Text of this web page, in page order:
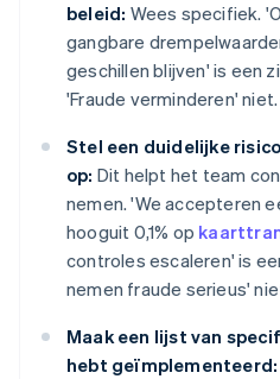
beleid: Wees specifiek.
gangbare
geschillen blijven' is een
'Fraude verminderen' niet.
Stel een duidelijke
op: Dit helpt het team
nemen. 'We accepteren
hooguit 0,1% op
controles escaleren' is
nemen fraude serieus'
Maak een lijst van
hebt geïmplementeerd: